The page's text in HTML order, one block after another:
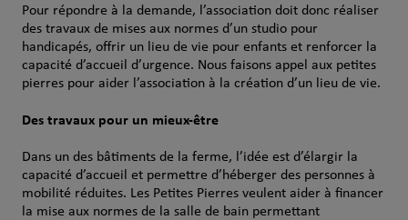
Pour répondre à la demande, l’association doit donc réaliser
des travaux de mises aux normes d’un studio pour
handicapés, offrir un lieu de vie pour enfants et renforcer la
capacité d’accueil d’urgence. Nous faisons appel aux petites
pierres pour aider l’association à la création d’un lieu de vie.
Des travaux pour un mieux-être
Dans un des bâtiments de la ferme, l’idée est d’élargir la
capacité d’accueil et permettre d’héberger des personnes à
mobilité réduites. Les Petites Pierres veulent aider à financer
la mise aux normes de la salle de bain permettant